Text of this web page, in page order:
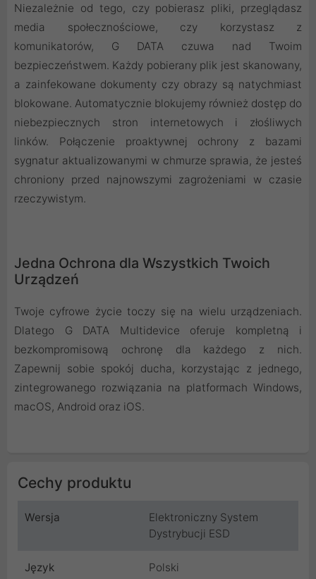
Niezależnie od tego, czy pobierasz pliki, przeglądasz
media społecznościowe, czy korzystasz z
komunikatorów, G DATA czuwa nad Twoim
bezpieczeństwem. Każdy pobierany plik jest skanowany,
a zainfekowane dokumenty czy obrazy są natychmiast
blokowane. Automatycznie blokujemy również dostęp do
niebezpiecznych stron internetowych i złośliwych
linków. Połączenie proaktywnej ochrony z bazami
sygnatur aktualizowanymi w chmurze sprawia, że jesteś
chroniony przed najnowszymi zagrożeniami w czasie
rzeczywistym.
Jedna Ochrona dla Wszystkich Twoich
Urządzeń
Twoje cyfrowe życie toczy się na wielu urządzeniach.
Dlatego G DATA Multidevice oferuje kompletną i
bezkompromisową ochronę dla każdego z nich.
Zapewnij sobie spokój ducha, korzystając z jednego,
zintegrowanego rozwiązania na platformach Windows,
macOS, Android oraz iOS.
Cechy produktu
Wersja
Elektroniczny System
Dystrybucji ESD
Język Polski